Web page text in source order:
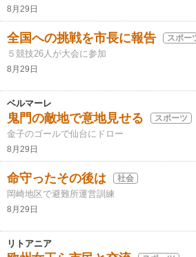
8月29日
全国への挑戦を市長に報告 スポー
５競技26人が大会に参加
8月29日
ベルマーレ
鬼門の敵地で意地見せる スポーツ
金子のゴールで仙台にドロー
8月29日
命守ったその後は 社会
岡崎地区で避難所運営訓練
8月29日
リトアニア